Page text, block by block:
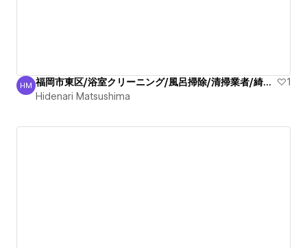
Hidenari Matsushima
HM 福岡市東区/浴室クリーニング/風呂掃除/清掃業者/綺麗信頼
1
Hidenari Matsushima